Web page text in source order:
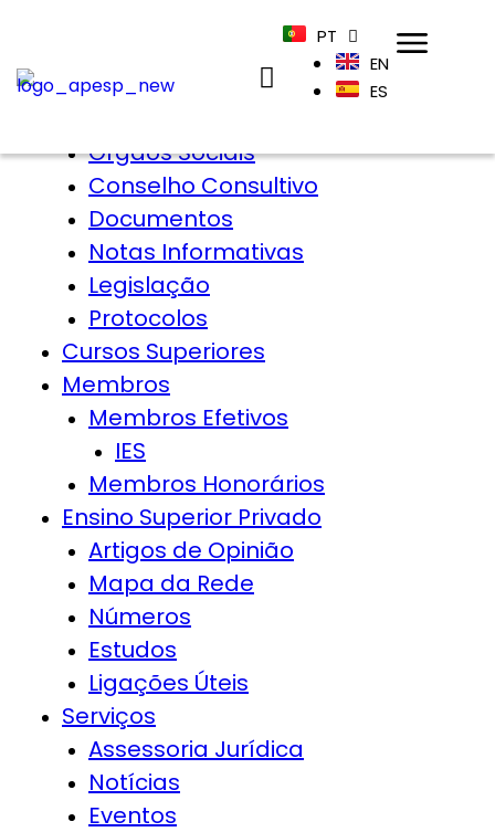
APESP
Órgãos Sociais
Conselho Consultivo
Documentos
Notas Informativas
Legislação
Protocolos
Cursos Superiores
Membros
Membros Efetivos
IES
Membros Honorários
Ensino Superior Privado
Artigos de Opinião
Mapa da Rede
Números
Estudos
Ligações Úteis
Serviços
Assessoria Jurídica
Notícias
Eventos
PT
EN
ES